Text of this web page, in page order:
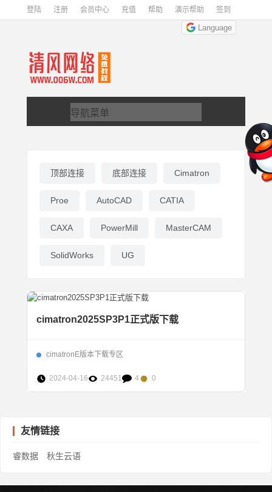
登陆 注册 会员中心 充值 帮助 演示帮助 签到
Language
顶部连接 底部连接 Cimatron
Proe AutoCAD CATIA
CAXA PowerMill MasterCAM
SolidWorks UG
cimatron2025SP3P1正式版下载
cimatronE版本下载专区
2024-04-16 24451 4 0
友情链接
睿数据 秋生云语